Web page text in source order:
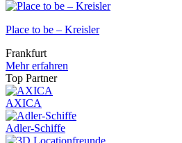
Place to be – Kreisler
Frankfurt
Mehr erfahren
Top Partner
AXICA
Adler-Schiffe